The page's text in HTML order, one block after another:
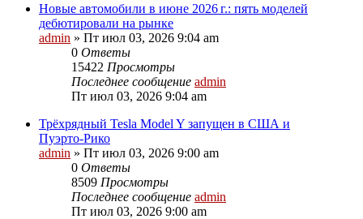
Новые автомобили в июне 2026 г.: пять моделей
дебютировали на рынке
admin » Пт июл 03, 2026 9:04 am
0 Ответы
15422 Просмотры
Последнее сообщение admin
Пт июл 03, 2026 9:04 am
Трёхрядный Tesla Model Y запущен в США и
Пуэрто‑Рико
admin » Пт июл 03, 2026 9:00 am
0 Ответы
8509 Просмотры
Последнее сообщение admin
Пт июл 03, 2026 9:00 am